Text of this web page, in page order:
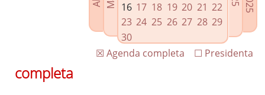
Agenda de Presidencia
Plenos provinciales y Juntas de gobierno
Oficina de Proyectos Europeos
16 17 18 19 20 21 22
23 24 25 26 27 28 29
30
☐ Presidenta
☒ Agenda completa
completa